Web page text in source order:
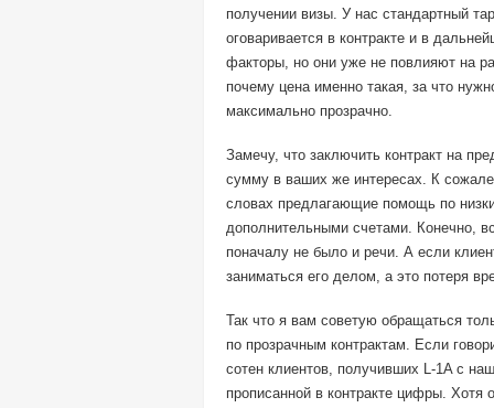
получении визы. У нас стандартный
оговаривается в контракте и в
факторы, но они уже не повлияют на
почему цена именно такая, за что
максимально прозрачно.
Замечу, что заключить контракт на
сумму в ваших же интересах. К
словах предлагающие помощь по
дополнительными счетами. Конечно,
поначалу не было и речи. А если
заниматься его делом, а это потеря
Так что я вам советую обращаться
по прозрачным контрактам. Если
сотен клиентов, получивших L-1A с
прописанной в контракте цифры.